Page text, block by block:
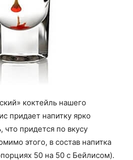
коктейль нашего
придает напитку ярко
придется по вкусу
этого, в состав напитка
50 на 50 с Бейлисом).